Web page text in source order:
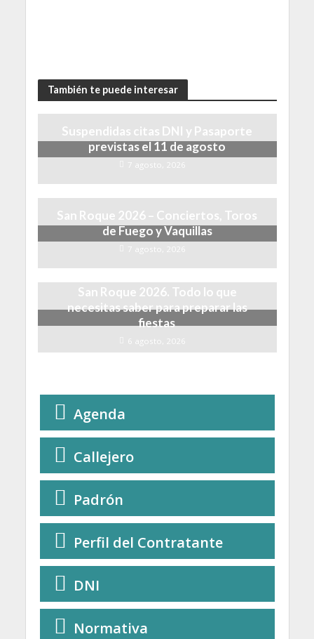
También te puede interesar
Suspendidas citas DNI y Pasaporte
previstas el 11 de agosto
7 agosto, 2026
San Roque 2026 – Conciertos, Toros
de Fuego y Vaquillas
7 agosto, 2026
San Roque 2026. Todo lo que
necesitas saber para preparar las
fiestas
6 agosto, 2026
Agenda
Callejero
Padrón
Perfil del Contratante
DNI
Normativa